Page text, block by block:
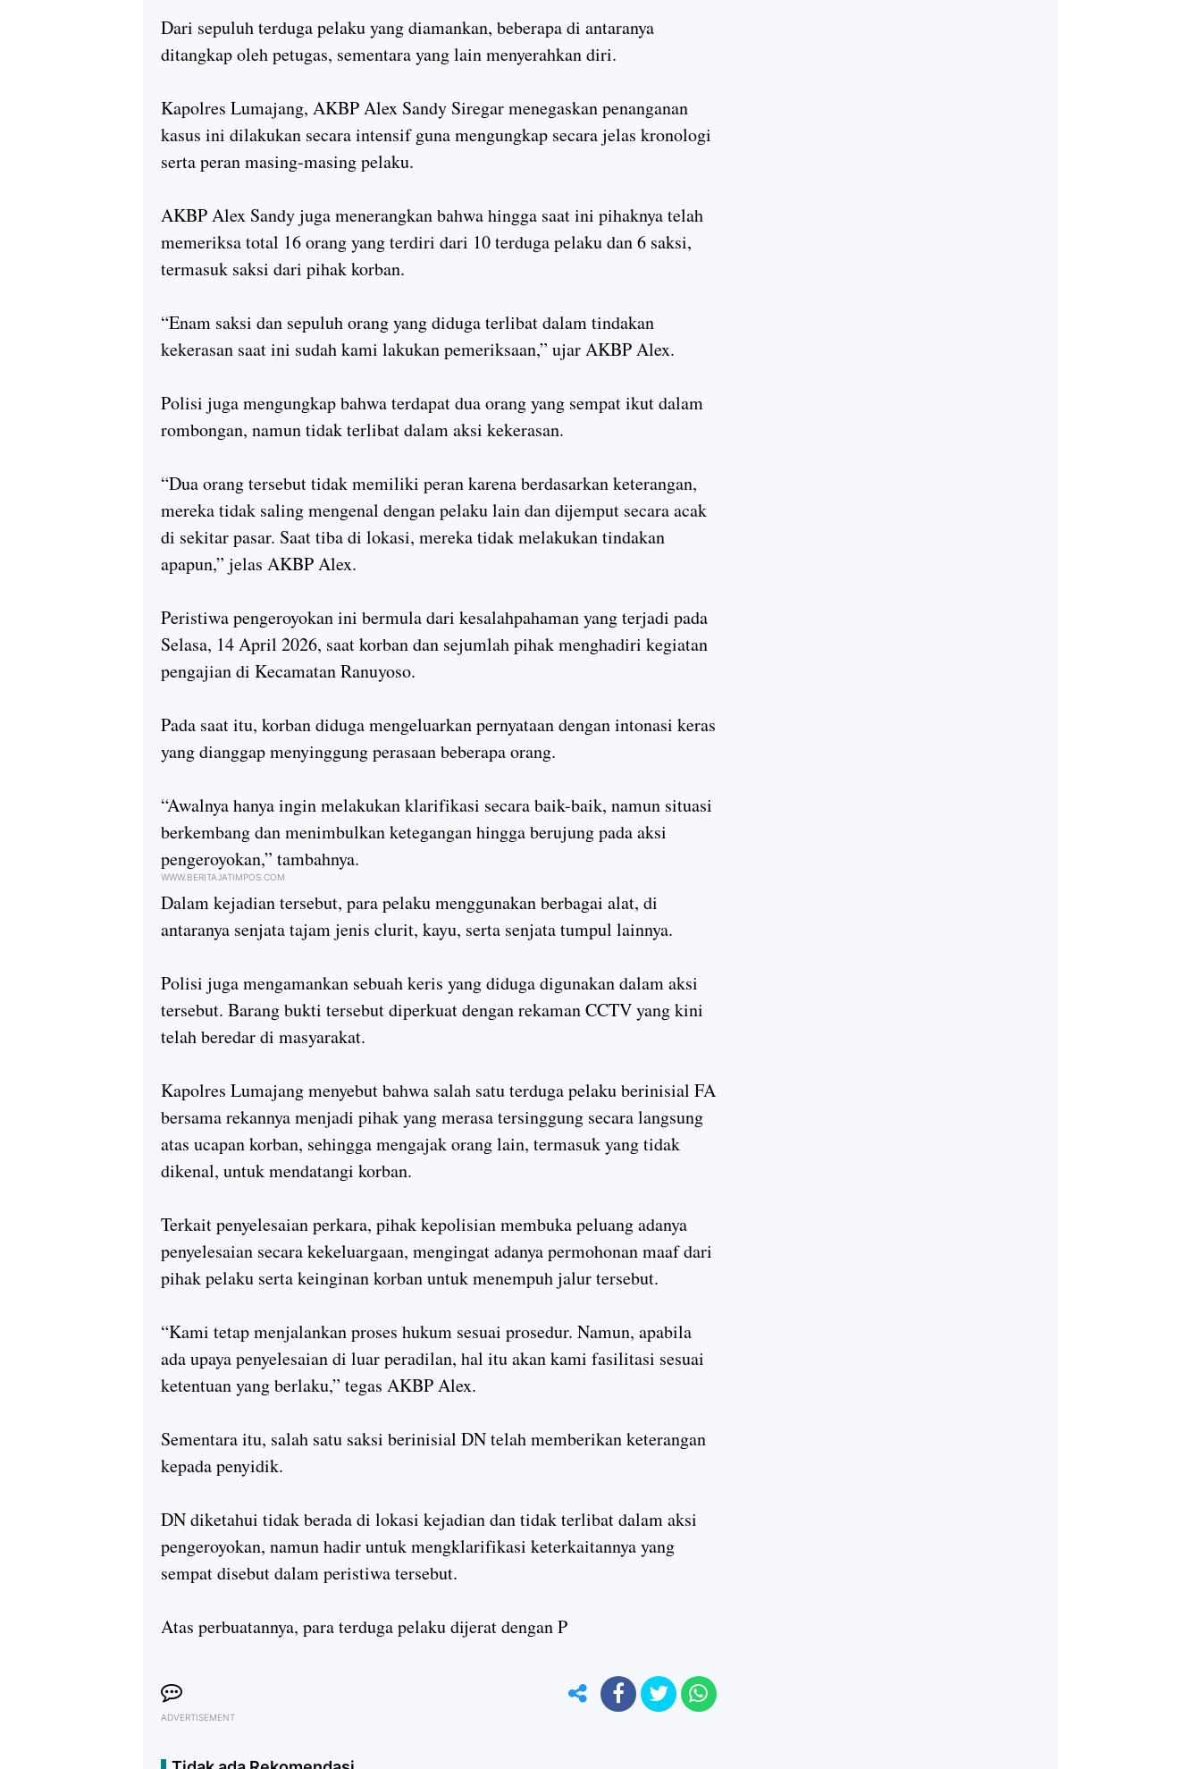
Dari sepuluh terduga pelaku yang diamankan, beberapa di antaranya
ditangkap oleh petugas, sementara yang lain menyerahkan diri.
Kapolres Lumajang, AKBP Alex Sandy Siregar menegaskan penanganan
kasus ini dilakukan secara intensif guna mengungkap secara jelas kronologi
serta peran masing-masing pelaku.
AKBP Alex Sandy juga menerangkan bahwa hingga saat ini pihaknya telah
memeriksa total 16 orang yang terdiri dari 10 terduga pelaku dan 6 saksi,
termasuk saksi dari pihak korban.
“Enam saksi dan sepuluh orang yang diduga terlibat dalam tindakan
kekerasan saat ini sudah kami lakukan pemeriksaan,” ujar AKBP Alex.
Polisi juga mengungkap bahwa terdapat dua orang yang sempat ikut dalam
rombongan, namun tidak terlibat dalam aksi kekerasan.
“Dua orang tersebut tidak memiliki peran karena berdasarkan keterangan,
mereka tidak saling mengenal dengan pelaku lain dan dijemput secara acak
di sekitar pasar. Saat tiba di lokasi, mereka tidak melakukan tindakan
apapun,” jelas AKBP Alex.
Peristiwa pengeroyokan ini bermula dari kesalahpahaman yang terjadi pada
Selasa, 14 April 2026, saat korban dan sejumlah pihak menghadiri kegiatan
pengajian di Kecamatan Ranuyoso.
Pada saat itu, korban diduga mengeluarkan pernyataan dengan intonasi keras
yang dianggap menyinggung perasaan beberapa orang.
“Awalnya hanya ingin melakukan klarifikasi secara baik-baik, namun situasi
berkembang dan menimbulkan ketegangan hingga berujung pada aksi
pengeroyokan,” tambahnya.
WWW.BERITAJATIMPOS.COM
Dalam kejadian tersebut, para pelaku menggunakan berbagai alat, di
antaranya senjata tajam jenis clurit, kayu, serta senjata tumpul lainnya.
Polisi juga mengamankan sebuah keris yang diduga digunakan dalam aksi
tersebut. Barang bukti tersebut diperkuat dengan rekaman CCTV yang kini
telah beredar di masyarakat.
Kapolres Lumajang menyebut bahwa salah satu terduga pelaku berinisial FA
bersama rekannya menjadi pihak yang merasa tersinggung secara langsung
atas ucapan korban, sehingga mengajak orang lain, termasuk yang tidak
dikenal, untuk mendatangi korban.
Terkait penyelesaian perkara, pihak kepolisian membuka peluang adanya
penyelesaian secara kekeluargaan, mengingat adanya permohonan maaf dari
pihak pelaku serta keinginan korban untuk menempuh jalur tersebut.
“Kami tetap menjalankan proses hukum sesuai prosedur. Namun, apabila
ada upaya penyelesaian di luar peradilan, hal itu akan kami fasilitasi sesuai
ketentuan yang berlaku,” tegas AKBP Alex.
Sementara itu, salah satu saksi berinisial DN telah memberikan keterangan
kepada penyidik.
DN diketahui tidak berada di lokasi kejadian dan tidak terlibat dalam aksi
pengeroyokan, namun hadir untuk mengklarifikasi keterkaitannya yang
sempat disebut dalam peristiwa tersebut.
Atas perbuatannya, para terduga pelaku dijerat dengan P
ADVERTISEMENT